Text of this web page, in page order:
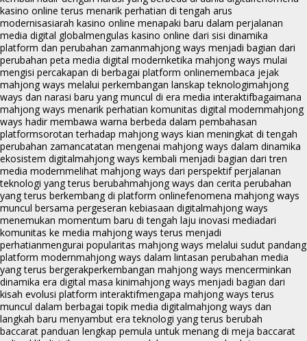
kasino online terus menarik perhatian di tengah arus
modernisasiarah kasino online menapaki baru dalam perjalanan
media digital globalmengulas kasino online dari sisi dinamika
platform dan perubahan zamanmahjong ways menjadi bagian dari
perubahan peta media digital modernketika mahjong ways mulai
mengisi percakapan di berbagai platform onlinemembaca jejak
mahjong ways melalui perkembangan lanskap teknologimahjong
ways dan narasi baru yang muncul di era media interaktifbagaimana
mahjong ways menarik perhatian komunitas digital modernmahjong
ways hadir membawa warna berbeda dalam pembahasan
platformsorotan terhadap mahjong ways kian meningkat di tengah
perubahan zamancatatan mengenai mahjong ways dalam dinamika
ekosistem digitalmahjong ways kembali menjadi bagian dari tren
media modernmelihat mahjong ways dari perspektif perjalanan
teknologi yang terus berubahmahjong ways dan cerita perubahan
yang terus berkembang di platform onlinefenomena mahjong ways
muncul bersama pergeseran kebiasaan digitalmahjong ways
menemukan momentum baru di tengah laju inovasi mediadari
komunitas ke media mahjong ways terus menjadi
perhatianmengurai popularitas mahjong ways melalui sudut pandang
platform modernmahjong ways dalam lintasan perubahan media
yang terus bergerakperkembangan mahjong ways mencerminkan
dinamika era digital masa kinimahjong ways menjadi bagian dari
kisah evolusi platform interaktifmengapa mahjong ways terus
muncul dalam berbagai topik media digitalmahjong ways dan
langkah baru menyambut era teknologi yang terus berubah
baccarat panduan lengkap pemula untuk menang di meja baccarat